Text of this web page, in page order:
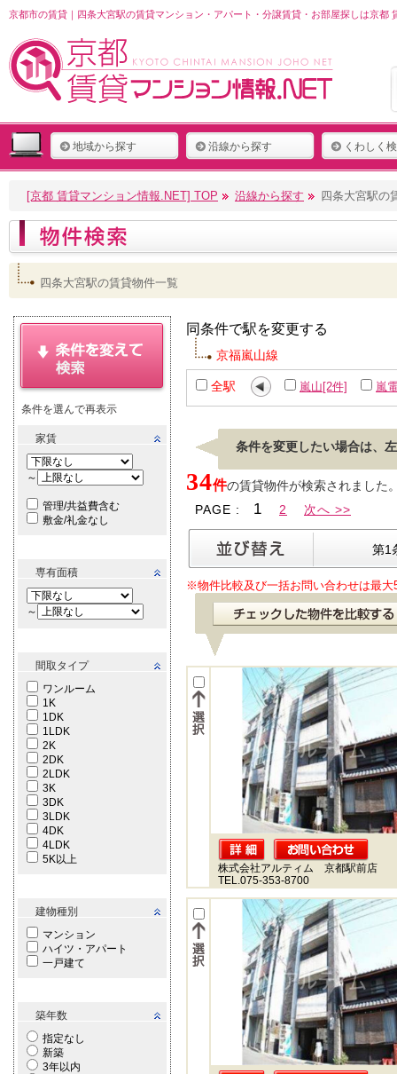
京都市の賃貸｜四条大宮駅の賃貸マンション・アパート・分譲賃貸・お部屋探しは京都
地域から探す 沿線から探す くわしく
[京都 賃貸マンション情報.NET] TOP 沿線から探す 四条大宮駅の
四条大宮駅の賃貸物件一覧
条件を選んで再表示
家賃
～
管理/共益費含む
敷金/礼金なし
専有面積
～
間取タイプ
ワンルーム
1K
1DK
1LDK
2K
2DK
2LDK
3K
3DK
3LDK
4DK
4LDK
5K以上
建物種別
マンション
ハイツ・アパート
一戸建て
築年数
指定なし
新築
3年以内
同条件で駅を変更する
京福嵐山線
全駅 嵐山[2件] 嵐
条件を変更したい場合は、
34件の賃貸物件が検索されました
PAGE :
1 2 次へ >>
第1
※物件比較及び一括お問い合わせは最大
株式会社アルティム 京都駅前店
TEL.075-353-8700